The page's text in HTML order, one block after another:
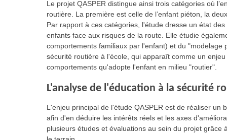
Le projet QASPER distingue ainsi trois catégories où
routière. La première est celle de l’enfant piéton, la
Par rapport à ces catégories, l'étude dresse un état
enfants face aux risques de la route. Elle étudie
comportements familiaux par l'enfant) et du
sécurité routière à l'école, qui apparaît comme un
comportements qu'adopte l'enfant en milieu "routier".
L'analyse de l'éducation à la sécurité
L'enjeu principal de l'étude QASPER est de réaliser
afin d'en déduire les intérêts réels et les axes
plusieurs études et évaluations au sein du projet